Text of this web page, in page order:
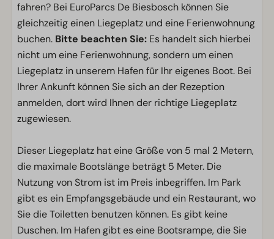
fahren? Bei EuroParcs De Biesbosch können Sie
gleichzeitig einen Liegeplatz und eine Ferienwohnung
buchen. Bitte beachten Sie: Es handelt sich hierbei
nicht um eine Ferienwohnung, sondern um einen
Liegeplatz in unserem Hafen für Ihr eigenes Boot. Bei
Ihrer Ankunft können Sie sich an der Rezeption
anmelden, dort wird Ihnen der richtige Liegeplatz
zugewiesen.
Dieser Liegeplatz hat eine Größe von 5 mal 2 Metern,
die maximale Bootslänge beträgt 5 Meter. Die
Nutzung von Strom ist im Preis inbegriffen. Im Park
gibt es ein Empfangsgebäude und ein Restaurant, wo
Sie die Toiletten benutzen können. Es gibt keine
Duschen. Im Hafen gibt es eine Bootsrampe, die Sie